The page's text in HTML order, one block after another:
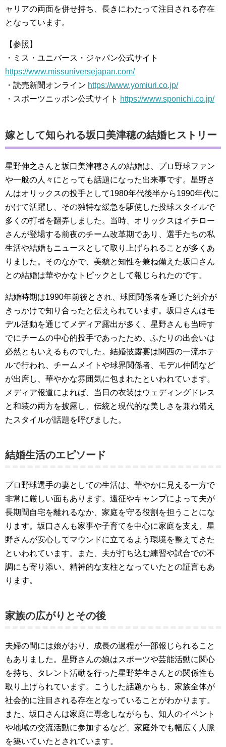
ャリアの両面を併せ持ち、長きにわたって注目される存在
となっています。
【参照】
・ミス・ユニバース・ジャパン公式サイト
https://www.missuniversejapan.com/
・読売新聞オンライン https://www.yomiuri.co.jp/
・スポーツニッポン公式サイト https://www.sponichi.co.jp/
嫁として知られる坂口美津穂の結婚ヒストリー
星野伸之さんと坂口美津穂さんの結婚は、プロ野球ファン
や一般の人々にとっても話題になった出来事です。星野さ
んはオリックスの投手として1980年代後半から1990年代に
かけて活躍し、その独特な緩急を駆使した投球スタイルで
多くの打者を翻弄しました。当時、オリックスはイチロー
さんが登場する前夜のチーム改革期であり、選手たちの私
生活や結婚もニュースとして取り上げられることが多くあ
りました。そのなかで、美貌と知性を兼ね備えた坂口さん
との結婚は華やかなトピックとして報じられたのです。
結婚時期は1990年前後とされ、球団関係者を通じた紹介が
きっかけで知り合ったと伝えられています。坂口さんはモ
デル活動を通じてメディア露出が多く、星野さんも当時す
でにチームの中心的投手であったため、ふたりの出会いは
必然ともいえるものでした。結婚披露宴は関西の一流ホテ
ルで行われ、チームメイトや球界関係者、モデル仲間など
が出席し、華やかな雰囲気に包まれたといわれています。
メディア報道によれば、当日の衣装はウェディングドレス
と和装の両方を披露し、伝統と現代的な美しさを兼ね備え
たスタイルが話題を呼びました。
結婚生活のエピソード
プロ野球選手の妻としての生活は、華やかに見える一方で
非常に厳しい面もあります。遠征やキャンプによって夫が
長期間自宅を離れるなか、家庭を守る役割を担うことにな
ります。坂口さんも家事や子育てを中心に家庭を支え、星
野さんが安心してマウンドに立てるよう環境を整えてきた
といわれています。また、夫が打ち込む練習や試合での不
調にも寄り添い、精神的な支柱となっていたとの証言もあ
ります。
家族の広がりとその後
夫婦の間には娘がおり、成長の過程が一部報じられること
もありました。星野さんの娘はスポーツや芸能活動に関心
を持ち、タレント活動を行った星野芽生さんとの関係性も
取り上げられています。こうした話題からも、家族全体が
社会的に注目される存在となっていることがわかります。
また、坂口さんは家庭に専念しながらも、知人のイベント
や地域の交流活動に参加するなど、家庭外でも幅広く人脈
を築いていたとされています。